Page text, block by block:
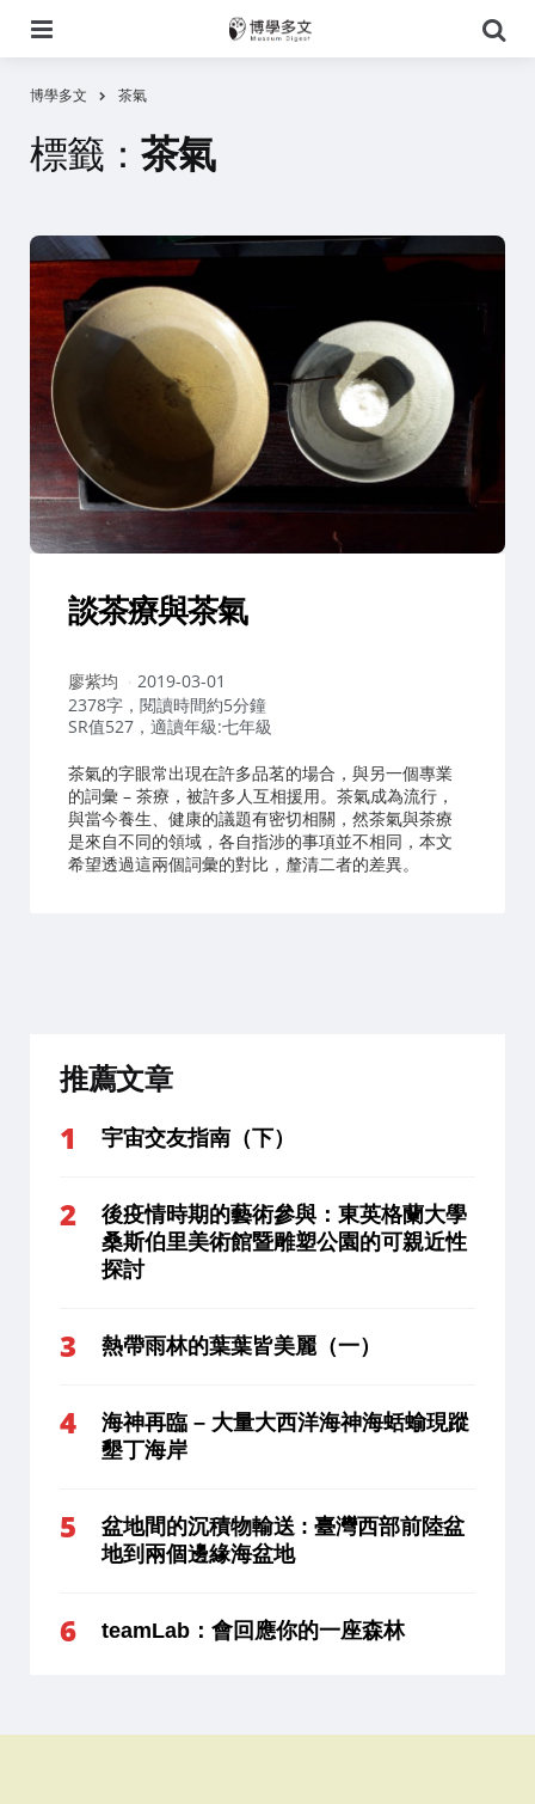
尋
博學多文 茶氣
標籤： 茶氣
談茶療與茶氣
作
者：
廖紫均
2019-03-01
2378字，閱讀時間約5分鐘
SR值527，適讀年級:七年級
茶氣的字眼常出現在許多品茗的場合，與另一個專業
的詞彙 – 茶療，被許多人互相援用。茶氣成為流行，
與當今養生、健康的議題有密切相關，然茶氣與茶療
是來自不同的領域，各自指涉的事項並不相同，本文
希望透過這兩個詞彙的對比，釐清二者的差異。
推薦文章
宇宙交友指南（下）
後疫情時期的藝術參與：東英格蘭大學
桑斯伯里美術館暨雕塑公園的可親近性
探討
熱帶雨林的葉葉皆美麗（一）
海神再臨 – 大量大西洋海神海蛞蝓現蹤
墾丁海岸
盆地間的沉積物輸送 : 臺灣西部前陸盆
地到兩個邊緣海盆地
teamLab：會回應你的一座森林